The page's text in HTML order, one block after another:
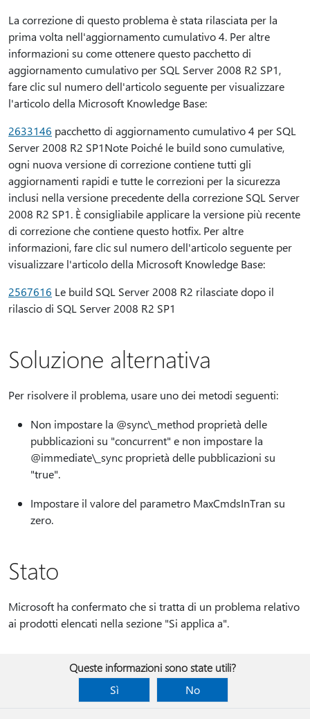
La correzione di questo problema è stata rilasciata per la
prima volta nell'aggiornamento cumulativo 4. Per altre
informazioni su come ottenere questo pacchetto di
aggiornamento cumulativo per SQL Server 2008 R2 SP1,
fare clic sul numero dell'articolo seguente per visualizzare
l'articolo della Microsoft Knowledge Base:
2633146 pacchetto di aggiornamento cumulativo 4 per SQL
Server 2008 R2 SP1Note Poiché le build sono cumulative,
ogni nuova versione di correzione contiene tutti gli
aggiornamenti rapidi e tutte le correzioni per la sicurezza
inclusi nella versione precedente della correzione SQL Server
2008 R2 SP1. È consigliabile applicare la versione più recente
di correzione che contiene questo hotfix. Per altre
informazioni, fare clic sul numero dell'articolo seguente per
visualizzare l'articolo della Microsoft Knowledge Base:
2567616 Le build SQL Server 2008 R2 rilasciate dopo il
rilascio di SQL Server 2008 R2 SP1
Soluzione alternativa
Per risolvere il problema, usare uno dei metodi seguenti:
Non impostare la @sync\_method proprietà delle
pubblicazioni su "concurrent" e non impostare la
@immediate\_sync proprietà delle pubblicazioni su
"true".
Impostare il valore del parametro MaxCmdsInTran su
zero.
Stato
Microsoft ha confermato che si tratta di un problema relativo
ai prodotti elencati nella sezione "Si applica a".
Queste informazioni sono state utili?
Sì
No